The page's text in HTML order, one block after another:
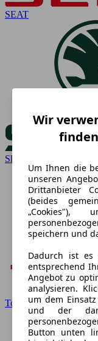
SEAT
Skoda
Toyota
Wir
Um Ihnen die
unseren
Drittanbieter
(beides
„Cookies"),
speichern und
Dadurch ist es
entsprechend
Angebot zu
analysieren.
um dem
und der
Button unten